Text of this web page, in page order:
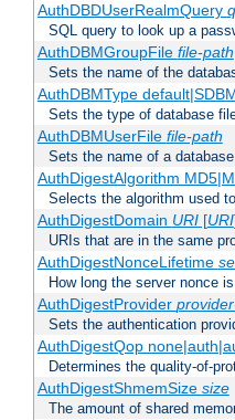
AuthDBDUserRealmQuery
SQL query to look up a
AuthDBMGroupFile file-path
Sets the name of the
AuthDBMType
Sets the type of database
AuthDBMUserFile file-path
Sets the name of a
AuthDigestAlgorithm
Selects the algorithm used
AuthDigestDomain URI[URI
URIs that are in the same
AuthDigestNonceLifetime
How long the server nonce
AuthDigestProvider
Sets the authentication
AuthDigestQop
Determines the quality-of-
AuthDigestShmemSize size
The amount of shared